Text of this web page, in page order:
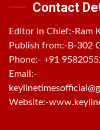
Contact
Editor in Chief:-Ram
Publish from:- B-302
Phone:- +91
Email:-
Website:-